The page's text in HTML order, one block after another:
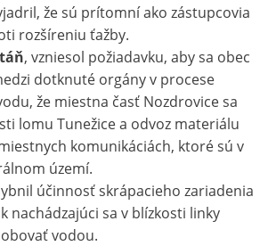
že sú prítomní ako zástupcovia
rozšíreniu ťažby.
, vzniesol požiadavku, aby sa obec
dotknuté orgány v procese
že miestna časť Nozdrovice sa
lomu Tunežice a odvoz materiálu
komunikáciách, ktoré sú v
území.
účinnosť skrápacieho zariadenia
nachádzajúci sa v blízkosti linky
vodou.